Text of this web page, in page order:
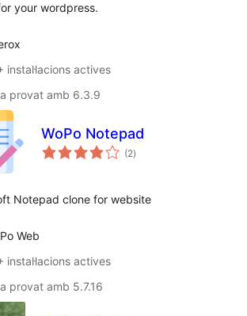
your wordpress.
instal·lacions actives
provat amb 6.3.9
WoPo Notepad
(2puntuacions
totals
)
Notepad clone for website
Web
instal·lacions actives
provat amb 5.7.16